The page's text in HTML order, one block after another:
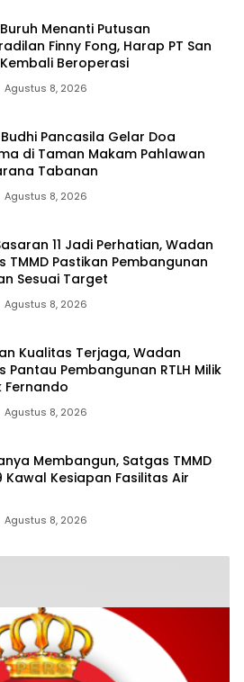
Menanti Putusan
Finny Fong, Harap PT San
Beroperasi
Agustus 8, 2026
Pancasila Gelar Doa
di Taman Makam Pahlawan
Tabanan
Agustus 8, 2026
11 Jadi Perhatian, Wadan
TMMD Pastikan Pembangunan
Sesuai Target
Agustus 8, 2026
Kualitas Terjaga, Wadan
Pantau Pembangunan RTLH Milik
Fernando
Agustus 8, 2026
Membangun, Satgas TMMD
Kawal Kesiapan Fasilitas Air
Agustus 8, 2026